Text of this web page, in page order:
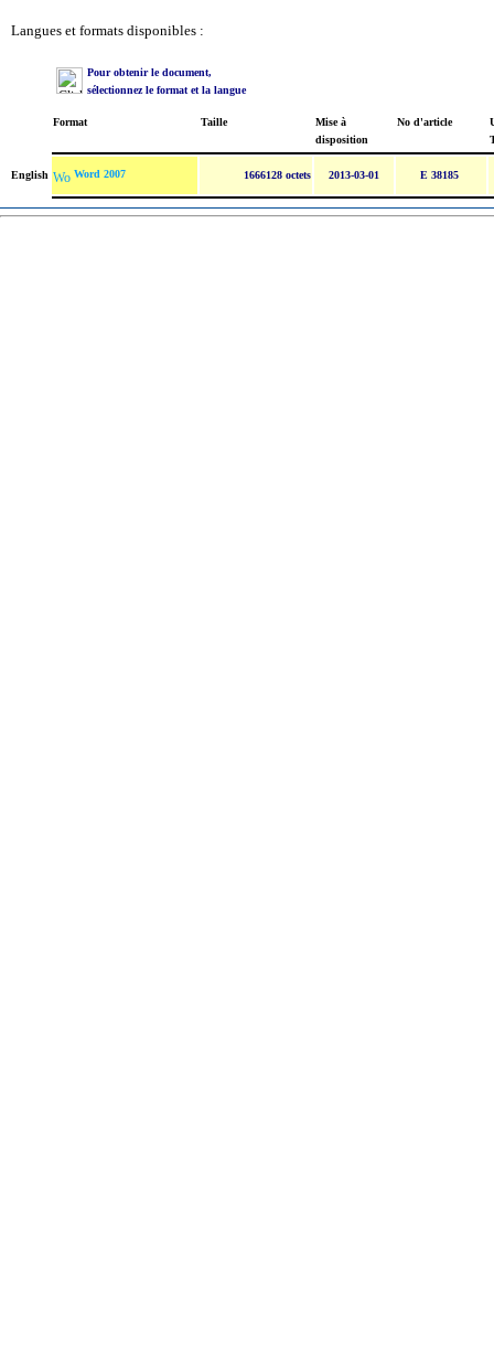
Langues et formats disponibles :
Pour obtenir le document,
sélectionnez le format et la langue
Format Taille
Mise à
disposition
No d'article
English Word 2007 1666128 octets 2013-03-01 E 38185